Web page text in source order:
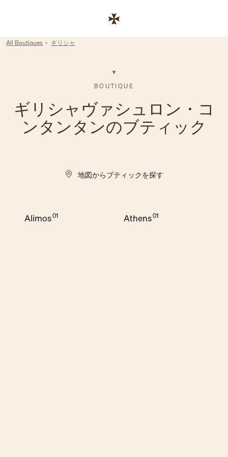
コーポレートサイトへのリンク
Return to Nav
All Boutiques ギリシャ
BOUTIQUE
ギリシャヴァシュロン・コ
ンタンタンのブティック
地図からブティックを探す
Alimos Athens